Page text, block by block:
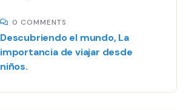
0 COMMENTS
Descubriendo el mundo, La
importancia de viajar desde
niños.